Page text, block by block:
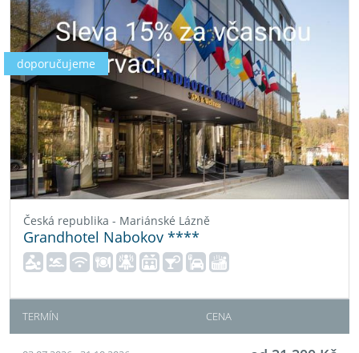
doporučujeme
Česká republika - Mariánské Lázně
Grandhotel Nabokov ****
TERMÍN CENA